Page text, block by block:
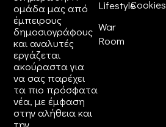
ομάδα μας από
έμπειρους
δημοσιογράφους
και αναλυτές
εργάζεται
ακούραστα για
να σας παρέχει
τα πιο πρόσφατα
νέα, με έμφαση
στην αλήθεια και
Lifestyle
War
Room
Cookies